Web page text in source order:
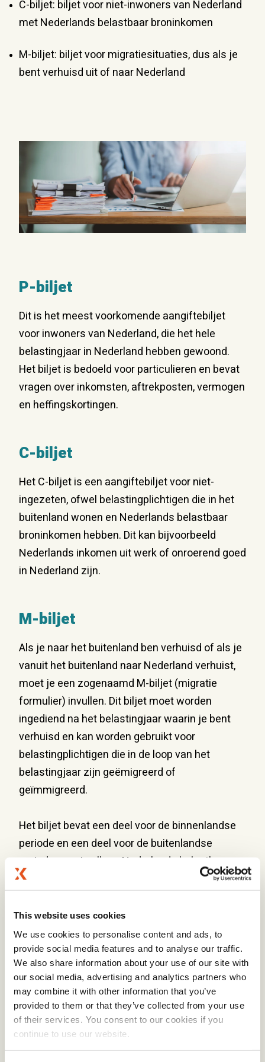
This website uses cookies
We use cookies to personalise content and ads, to
provide social media features and to analyse our traffic.
We also share information about your use of our site with
our social media, advertising and analytics partners who
may combine it with other information that you’ve
provided to them or that they’ve collected from your use
of their services. You consent to our cookies if you
continue to use our website.
C-biljet: biljet voor niet-inwoners van Nederland
met Nederlands belastbaar broninkomen
M-biljet: biljet voor migratiesituaties, dus als je
bent verhuisd uit of naar Nederland
P-biljet
Dit is het meest voorkomende aangiftebiljet
voor inwoners van Nederland, die het hele
belastingjaar in Nederland hebben gewoond.
Het biljet is bedoeld voor particulieren en bevat
vragen over inkomsten, aftrekposten, vermogen
en heffingskortingen.
C-biljet
Het C-biljet is een aangiftebiljet voor niet-
ingezeten, ofwel belastingplichtigen die in het
buitenland wonen en Nederlands belastbaar
broninkomen hebben. Dit kan bijvoorbeeld
Nederlands inkomen uit werk of onroerend goed
in Nederland zijn.
M-biljet
Als je naar het buitenland ben verhuisd of als je
vanuit het buitenland naar Nederland verhuist,
moet je een zogenaamd M-biljet (migratie
formulier) invullen. Dit biljet moet worden
ingediend na het belastingjaar waarin je bent
verhuisd en kan worden gebruikt voor
belastingplichtigen die in de loop van het
belastingjaar zijn geëmigreerd of
geïmmigreerd.
Het biljet bevat een deel voor de binnenlandse
periode en een deel voor de buitenlandse
periode waarin alleen Nederlands belastbaar
broninkomen moet worden opgegeven.
Vaak ontvang je de uitnodiging om het M-
formulier in te dienen automatisch als je naar
Nederland verhuist en in Nederland gaat
werken. Deze uitnodiging wordt per post
verstuurd. Het is verstandig om een postadres
in Nederland te hebben, omdat post kan worden
vertraagd of niet aankomt op je buitenlandse
adres, waardoor je te maken kunt krijgen met